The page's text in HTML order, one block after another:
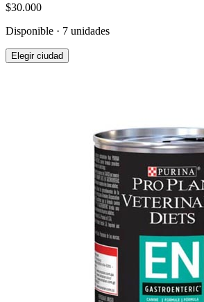
$30.000
Disponible · 7 unidades
Elegir ciudad